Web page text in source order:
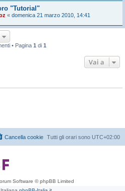
"Tutorial"
« domenica 21 marzo 2010, 14:41
• Pagina 1 di 1
Vai a
Tutti gli orari sono UTC+02:00
Cancella cookie
Software © phpBB Limited